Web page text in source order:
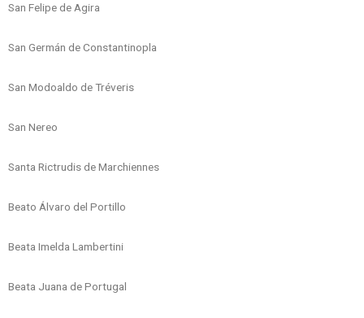
San Felipe de Agira
San Germán de Constantinopla
San Modoaldo de Tréveris
San Nereo
Santa Rictrudis de Marchiennes
Beato Álvaro del Portillo
Beata Imelda Lambertini
Beata Juana de Portugal